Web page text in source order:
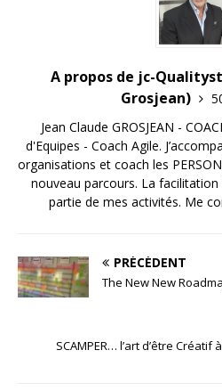
A propos de jc-
Grosjean)
Jean Claude GROSJEAN -
d'Equipes - Coach Agile.
organisations et coach les
nouveau parcours. La
partie de mes activités. Me
PRÉCÉDENT
The New New
SCAMPER… l’art d’être Créatif